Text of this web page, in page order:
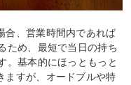
合、営業時間内であれば
ため、最短で当日の持ち
。基本的にほっともっと
ますが、オードブルや特